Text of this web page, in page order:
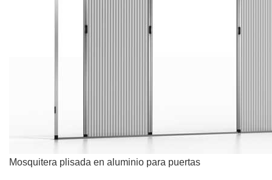
Mosquitera plisada en aluminio para puertas